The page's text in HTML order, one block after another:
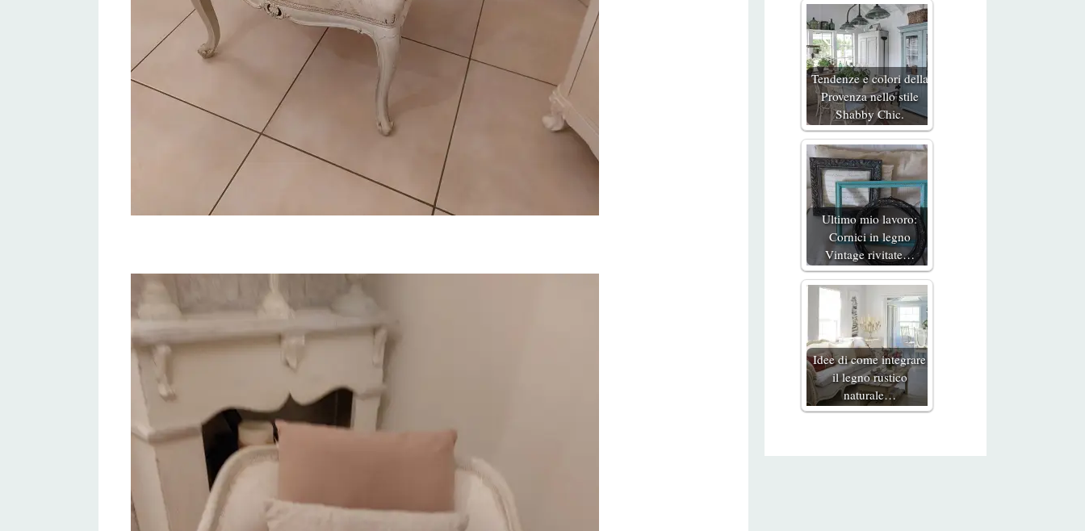
Tendenze e colori della
Provenza nello stile
Shabby Chic.
Ultimo mio lavoro:
Cornici in legno
Vintage rivitate…
Idee di come integrare
il legno rustico
naturale…